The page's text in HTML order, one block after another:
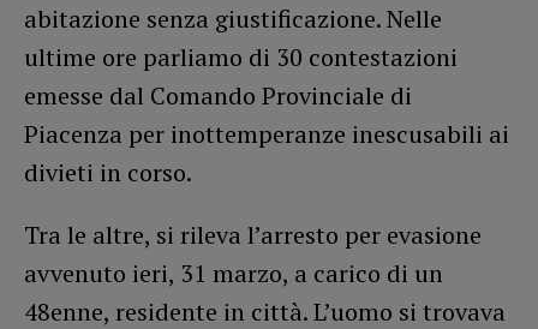
abitazione senza giustificazione. Nelle
ultime ore parliamo di 30 contestazioni
emesse dal Comando Provinciale di
Piacenza per inottemperanze inescusabili ai
divieti in corso.
Tra le altre, si rileva l’arresto per evasione
avvenuto ieri, 31 marzo, a carico di un
48enne, residente in città. L’uomo si trovava